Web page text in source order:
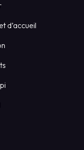
d’accueil